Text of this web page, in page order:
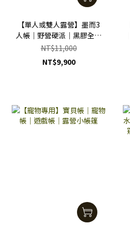
【單人或雙人露營】墨而3
人帳｜野營硬派｜黑膠全遮
光｜高防水係數｜房間還自
帶客廳
NT$11,000
NT$9,900